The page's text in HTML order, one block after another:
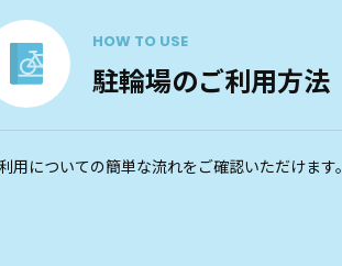
HOW TO USE
駐輪場のご利用方法
用についての簡単な流れをご確認いただけます。